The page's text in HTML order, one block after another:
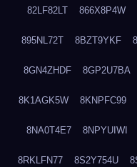
82LF82LT 866X8P4W
895NL72T 8BZT9YKF
8GN4ZHDF 8GP2U7BA
8K1AGK5W 8KNPFC99
8NA0T4E7 8NPYUIWI
8RKLFN77 8S2Y754U